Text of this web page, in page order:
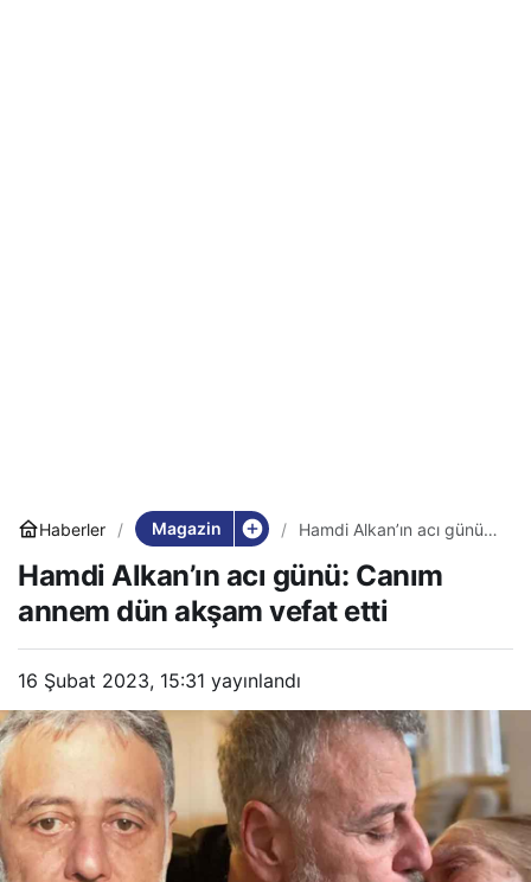
Haberler Magazin
Hamdi Alkan’ın acı günü:
vefat etti
Hamdi Alkan’ın acı günü: Canım
annem dün akşam vefat etti
16 Şubat 2023, 15:31 yayınlandı